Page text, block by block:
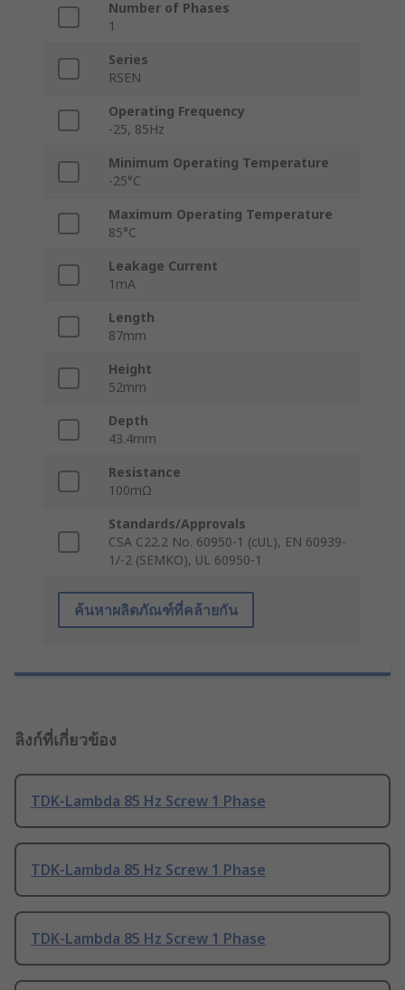
Number of Phases
1
Series
RSEN
Operating Frequency
-25, 85Hz
Minimum Operating Temperature
-25°C
Maximum Operating Temperature
85°C
Leakage Current
1mA
Length
87mm
Height
52mm
Depth
43.4mm
Resistance
100mΩ
Standards/Approvals
CSA C22.2 No. 60950-1 (cUL), EN 60939-
1/-2 (SEMKO), UL 60950-1
ค้นหาผลิตภัณฑ์ที่คล้ายกัน
ลิงก์ที่เกี่ยวข้อง
TDK-Lambda 85 Hz Screw 1 Phase
TDK-Lambda 85 Hz Screw 1 Phase
TDK-Lambda 85 Hz Screw 1 Phase